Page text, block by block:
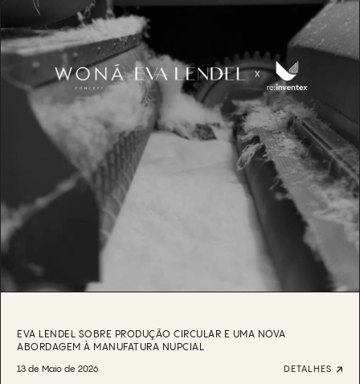
EVA LENDEL SOBRE PRODUÇÃO CIRCULAR E UMA NOVA
ABORDAGEM À MANUFATURA NUPCIAL
13 de Maio de 2026 DETALHES